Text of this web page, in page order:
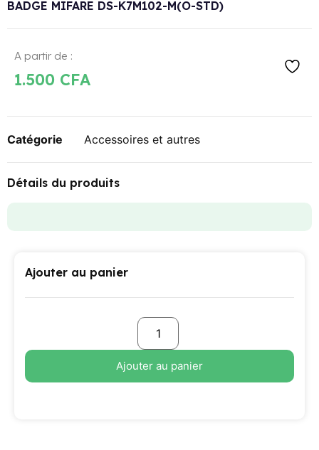
BADGE MIFARE DS-K7M102-M(O-STD)
A partir de :
1.500 CFA
Catégorie Accessoires et autres
Détails du produits
Ajouter au panier
Ajouter au panier